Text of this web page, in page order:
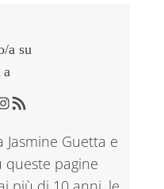
a su
RSS Feed
Jasmine Guetta e
queste pagine